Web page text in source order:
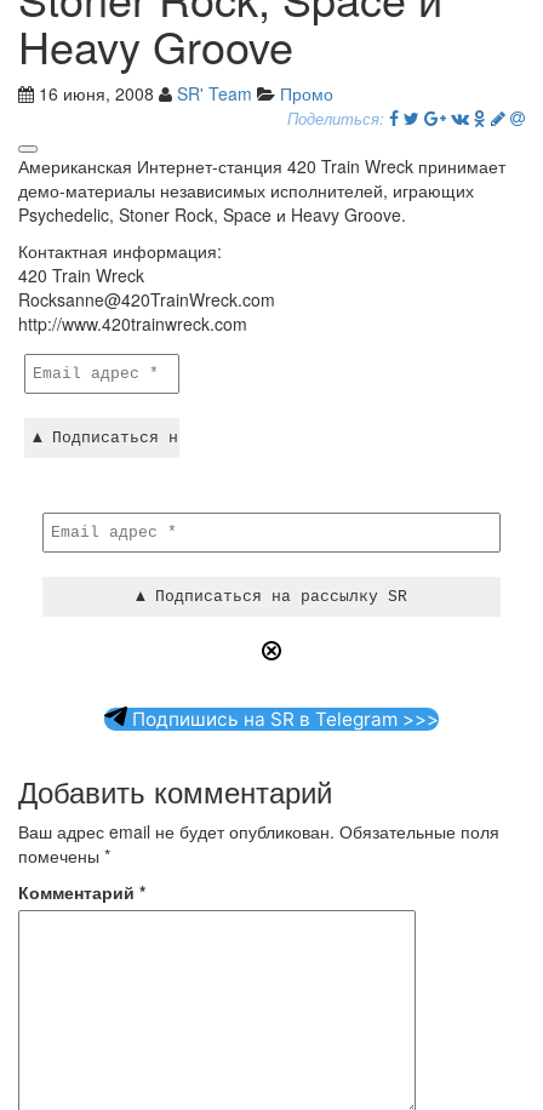
Heavy Groove
16 июня, 2008 SR' Team Промо
Поделиться:
Американская Интернет-станция 420 Train Wreck принимает
демо-материалы независимых исполнителей, играющих
Psychedelic, Stoner Rock, Space и Heavy Groove.
Контактная информация:
420 Train Wreck
Rocksanne@420TrainWreck.com
http://www.420trainwreck.com
Подпишись на SR в Telegram >>>
Добавить комментарий
Ваш адрес email не будет опубликован. Обязательные поля
помечены *
Комментарий *